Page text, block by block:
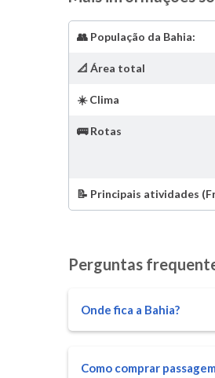
👥 População da Bahia:
📐 Área total
☀️ Clima
🚌 Rotas
📝 Principais atividades
Perguntas
Onde fica a Bahia?
Como comprar